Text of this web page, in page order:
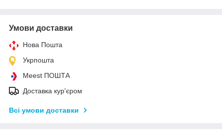
Умови доставки
Нова Пошта
Укрпошта
Meest ПОШТА
Доставка кур'єром
Всі умови доставки